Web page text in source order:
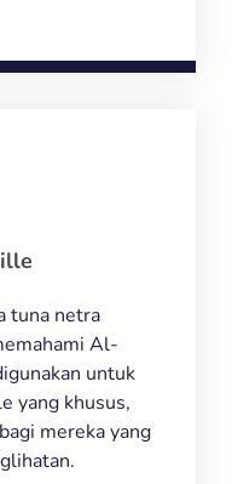
tuna netra
Al-
untuk
yang khusus,
mereka yang